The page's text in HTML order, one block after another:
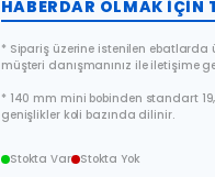
HABERDAR OLMAK IÇIN
* Sipariş üzerine istenilen ebatlarda
müşteri danışmanınız ile iletişime
* 140 mm mini bobinden standart
genişlikler koli bazında dilinir.
Stokta Var Stokta Yok